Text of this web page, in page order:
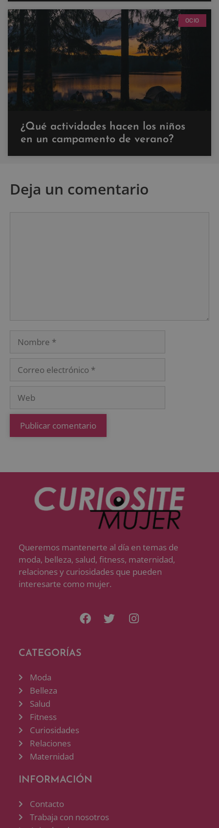
OCIO
¿Qué actividades hacen los niños
en un campamento de verano?
Deja un comentario
Queremos mantenerte al día en temas de
moda, belleza, salud, fitness, maternidad,
relaciones y curiosidades que pueden
interesarte como mujer.
CATEGORÍAS
Moda
Belleza
Salud
Fitness
Curiosidades
Relaciones
Maternidad
INFORMACIÓN
Contacto
Trabaja con nosotros